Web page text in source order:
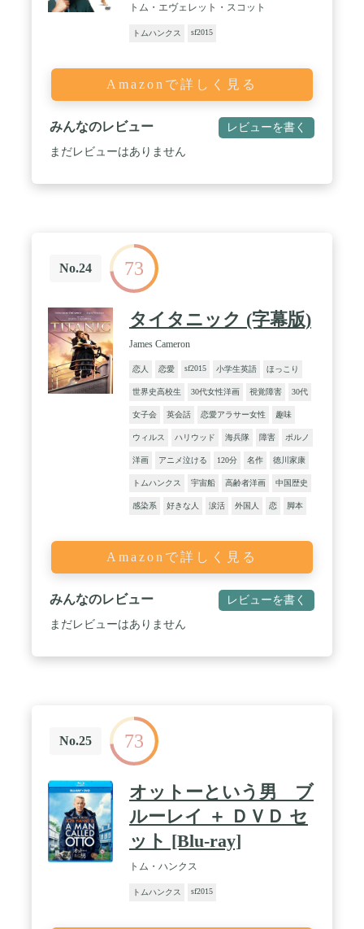
トム・エヴェレット・スコット
トムハンクス sf2015
Amazonで詳しく見る
みんなのレビュー レビューを書く
まだレビューはありません
No.24 73
タイタニック (字幕版)
James Cameron
恋人 恋愛 sf2015 小学生英語 ほっこり
世界史高校生 30代女性洋画 視覚障害 30代
女子会 英会話 恋愛アラサー女性 趣味
ウィルス ハリウッド 海兵隊 障害 ポルノ
洋画 アニメ泣ける 120分 名作 徳川家康
トムハンクス 宇宙船 高齢者洋画 中国歴史
感染系 好きな人 涙活 外国人 恋 脚本
Amazonで詳しく見る
みんなのレビュー レビューを書く
まだレビューはありません
No.25 73
オットーという男 ブ
ルーレイ ＋ ＤＶＤ セ
ット [Blu-ray]
トム・ハンクス
トムハンクス sf2015